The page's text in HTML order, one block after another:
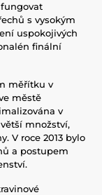
s vysokým
uspokojivých
finální
měřítku v
městě
v
množství,
V roce 2013 bylo
a postupem